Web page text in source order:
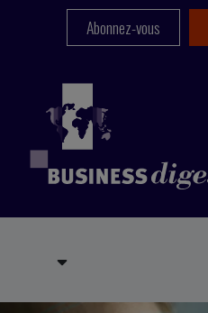
Abonnez-vous